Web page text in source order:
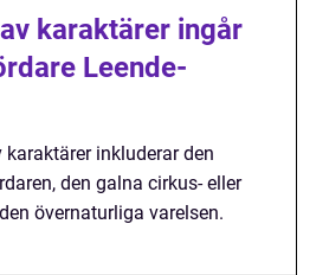
karaktärer ingår
Leende-
karaktärer inkluderar den
den galna cirkus- eller
övernaturliga varelsen.